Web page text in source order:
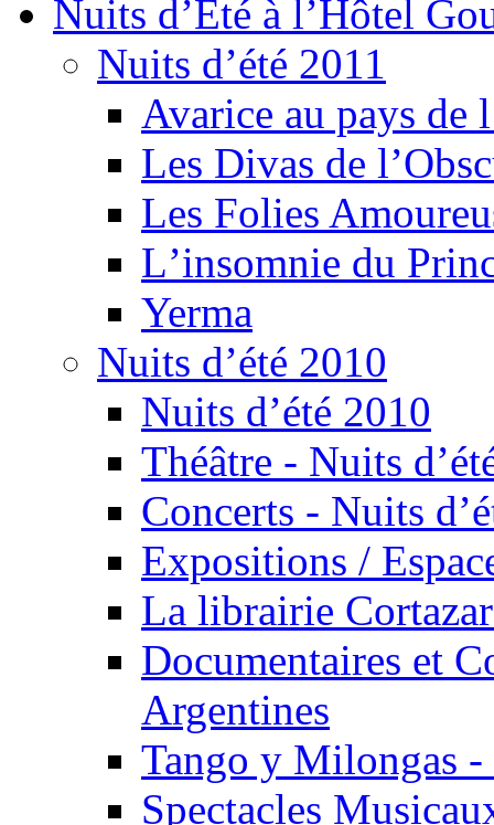
Nuits d’Été à l’Hôtel
Nuits d’été 2011
Avarice au pays de
Les Divas de
Les Folies
Lʼinsomnie du
Yerma
Nuits d’été 2010
Nuits d’été 2010
Théâtre - Nuits
Concerts - Nuits
Expositions /
La librairie
Documentaires et
Argentines
Tango y Milongas -
Spectacles